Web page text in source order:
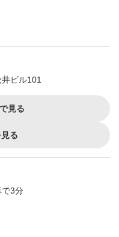
ビル101
見る
る
で3分